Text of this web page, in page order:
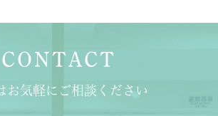
CONTACT
お気軽にご相談ください